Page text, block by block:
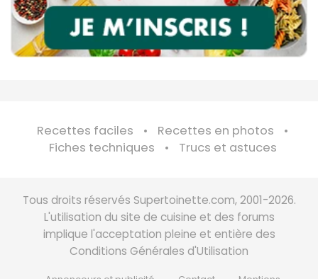
Recettes faciles
Recettes en photos
Fiches techniques
Trucs et astuces
Tous droits réservés Supertoinette.com, 2001-2026.
L'utilisation du site de cuisine et des forums
implique l'acceptation pleine et entière des
Conditions Générales d'Utilisation